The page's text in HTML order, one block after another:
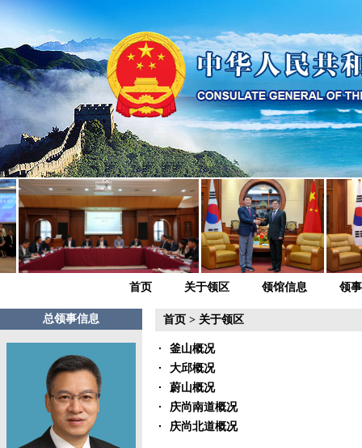
首页 关于领区 领馆信息 领
总领事信息 首页 > 关于领区
釜山概况
大邱概况
蔚山概况
庆尚南道概况
庆尚北道概况